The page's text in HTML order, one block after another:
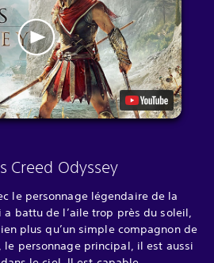
Creed Odyssey
le personnage légendaire de la
battu de l’aile trop près du soleil,
plus qu’un simple compagnon de
le personnage principal, il est aussi